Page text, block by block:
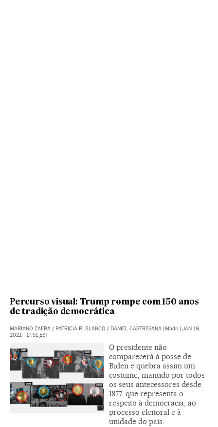
Percurso visual: Trump rompe com 150 anos
de tradição democrática
MARIANO ZAFRA / PATRICIA R. BLANCO / DANIEL CASTRESANA Madri
JAN 19,
2021 - 17:51 EST
O presidente não
comparecerá à posse de
Biden e quebra assim um
costume, mantido por todos
os seus antecessores desde
1877, que representa o
respeito à democracia, ao
processo eleitoral e à
unidade do país.